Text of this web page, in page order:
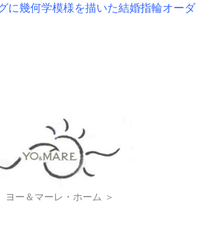
に幾何学模様を描いた結婚指輪オーダ
ヨー＆マーレ・ホーム ＞